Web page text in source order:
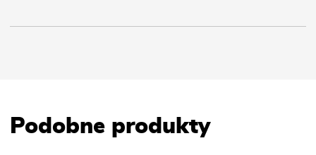
Podobne produkty